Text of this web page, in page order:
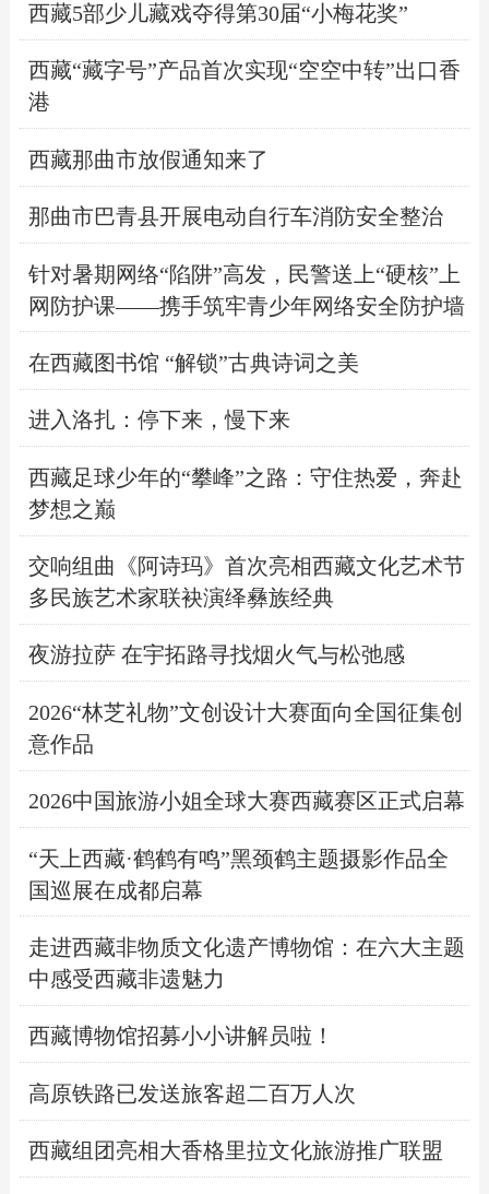
西藏5部少儿藏戏夺得第30届“小梅花奖”
西藏“藏字号”产品首次实现“空空中转”出口香
港
西藏那曲市放假通知来了
那曲市巴青县开展电动自行车消防安全整治
针对暑期网络“陷阱”高发，民警送上“硬核”上
网防护课——携手筑牢青少年网络安全防护墙
在西藏图书馆 “解锁”古典诗词之美
进入洛扎：停下来，慢下来
西藏足球少年的“攀峰”之路：守住热爱，奔赴
梦想之巅
交响组曲《阿诗玛》首次亮相西藏文化艺术节
多民族艺术家联袂演绎彝族经典
夜游拉萨 在宇拓路寻找烟火气与松弛感
2026“林芝礼物”文创设计大赛面向全国征集创
意作品
2026中国旅游小姐全球大赛西藏赛区正式启幕
“天上西藏·鹤鹤有鸣”黑颈鹤主题摄影作品全
国巡展在成都启幕
走进西藏非物质文化遗产博物馆：在六大主题
中感受西藏非遗魅力
西藏博物馆招募小小讲解员啦！
高原铁路已发送旅客超二百万人次
西藏组团亮相大香格里拉文化旅游推广联盟